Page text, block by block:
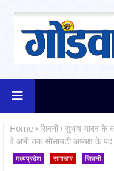
Home सिवनी सुभाष यादव के
वे अभी तक सोसायटी अध्यक्ष के पद
मध्यप्रदेश समाचार सिवनी